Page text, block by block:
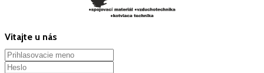
Vitajte u nás